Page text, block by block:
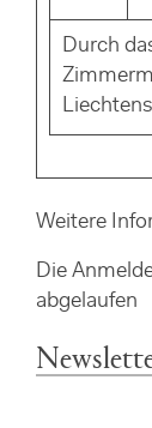
Durch
Weitere
Die
abgelaufen